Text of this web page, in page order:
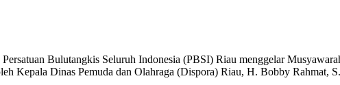
Bulutangkis Seluruh Indonesia (PBSI) Riau menggelar
Kepala Dinas Pemuda dan Olahraga (Dispora) Riau, H. Bobby Rahmat,